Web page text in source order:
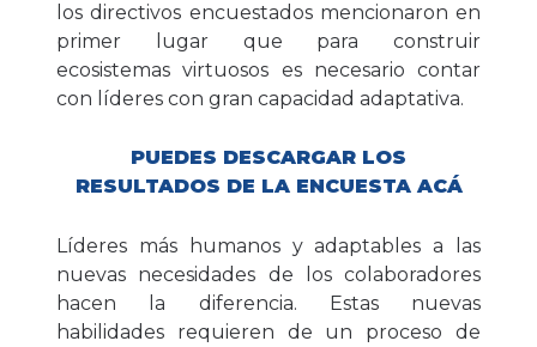
los directivos encuestados mencionaron en
primer lugar que para construir
ecosistemas virtuosos es necesario contar
con líderes con gran capacidad adaptativa.
PUEDES DESCARGAR LOS
RESULTADOS DE LA ENCUESTA ACÁ
Líderes más humanos y adaptables a las
nuevas necesidades de los colaboradores
hacen la diferencia. Estas nuevas
habilidades requieren de un proceso de